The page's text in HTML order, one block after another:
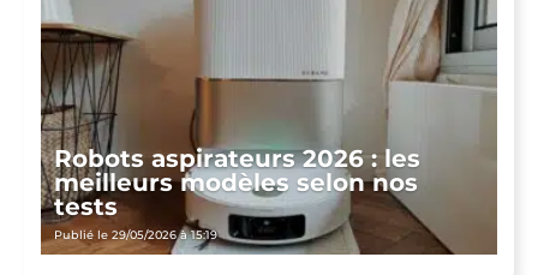
Robots aspirateurs 2026 : les
meilleurs modèles selon nos
tests
Publié le 29/05/2026 à 15:19